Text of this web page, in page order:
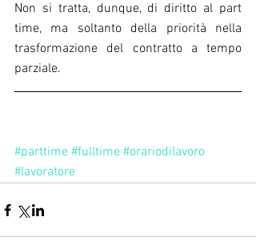
Non si tratta, dunque, di diritto al part
time, ma soltanto della priorità nella
trasformazione del contratto a tempo
parziale.
#parttime #fulltime #orariodilavoro
#lavoratore